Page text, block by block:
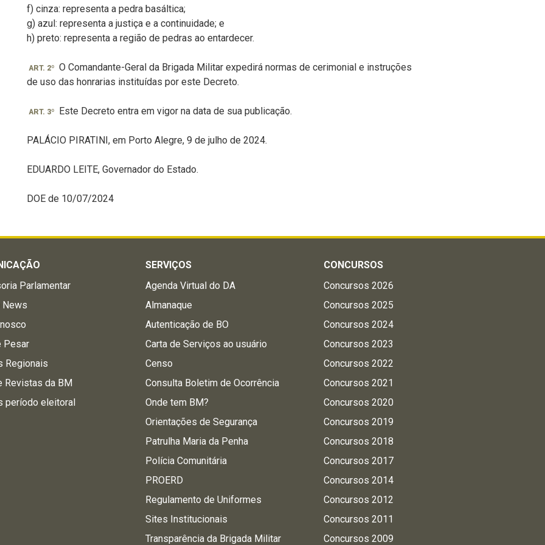
f) cinza: representa a pedra basáltica;
g) azul: representa a justiça e a continuidade; e
h) preto: representa a região de pedras ao entardecer.
ART. 2º O Comandante-Geral da Brigada Militar expedirá normas de cerimonial e instruções
de uso das honrarias instituídas por este Decreto.
ART. 3º Este Decreto entra em vigor na data de sua publicação.
PALÁCIO PIRATINI, em Porto Alegre, 9 de julho de 2024.
EDUARDO LEITE, Governador do Estado.
DOE de 10/07/2024
Parlamentar
News
Pesar
Regionais
Revistas da BM
período eleitoral
SERVIÇOS
Agenda Virtual do DA
Almanaque
Autenticação de BO
Carta de Serviços ao usuário
Censo
Consulta Boletim de Ocorrência
Onde tem BM?
Orientações de Segurança
Patrulha Maria da Penha
Polícia Comunitária
PROERD
Regulamento de Uniformes
Sites Institucionais
Transparência da Brigada Militar
CONCURSOS
Concursos 2026
Concursos 2025
Concursos 2024
Concursos 2023
Concursos 2022
Concursos 2021
Concursos 2020
Concursos 2019
Concursos 2018
Concursos 2017
Concursos 2014
Concursos 2012
Concursos 2011
Concursos 2009